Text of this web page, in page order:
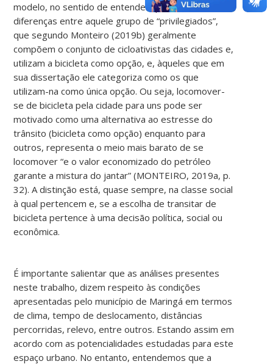
modelo, no sentido de entender que existem
diferenças entre aquele grupo de “privilegiados”,
que segundo Monteiro (2019b) geralmente
compõem o conjunto de cicloativistas das cidades e,
utilizam a bicicleta como opção, e, àqueles que em
sua dissertação ele categoriza como os que
utilizam-na como única opção. Ou seja, locomover-
se de bicicleta pela cidade para uns pode ser
motivado como uma alternativa ao estresse do
trânsito (bicicleta como opção) enquanto para
outros, representa o meio mais barato de se
locomover “e o valor economizado do petróleo
garante a mistura do jantar” (MONTEIRO, 2019a, p.
32). A distinção está, quase sempre, na classe social
à qual pertencem e, se a escolha de transitar de
bicicleta pertence à uma decisão política, social ou
econômica.
É importante salientar que as análises presentes
neste trabalho, dizem respeito às condições
apresentadas pelo município de Maringá em termos
de clima, tempo de deslocamento, distâncias
percorridas, relevo, entre outros. Estando assim em
acordo com as potencialidades estudadas para este
espaço urbano. No entanto, entendemos que a